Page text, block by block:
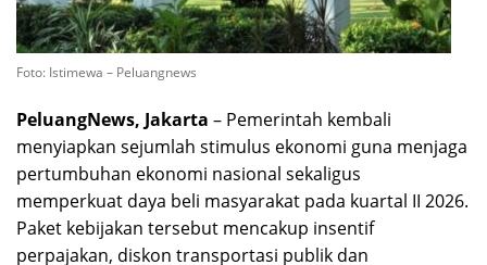
Foto: Istimewa – Peluangnews
PeluangNews, Jakarta – Pemerintah kembali
menyiapkan sejumlah stimulus ekonomi guna menjaga
pertumbuhan ekonomi nasional sekaligus
memperkuat daya beli masyarakat pada kuartal II 2026.
Paket kebijakan tersebut mencakup insentif
perpajakan, diskon transportasi publik dan